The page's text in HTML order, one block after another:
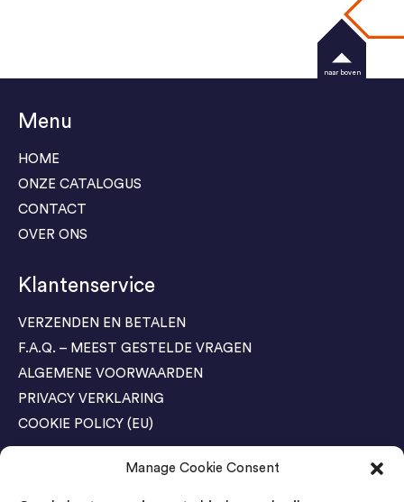
Manage Cookie Consent
Menu
HOME
ONZE CATALOGUS
CONTACT
OVER ONS
Klantenservice
VERZENDEN EN BETALEN
F.A.Q. – MEEST GESTELDE VRAGEN
ALGEMENE VOORWAARDEN
PRIVACY VERKLARING
COOKIE POLICY (EU)
Agenda Trade Shows
naar boven